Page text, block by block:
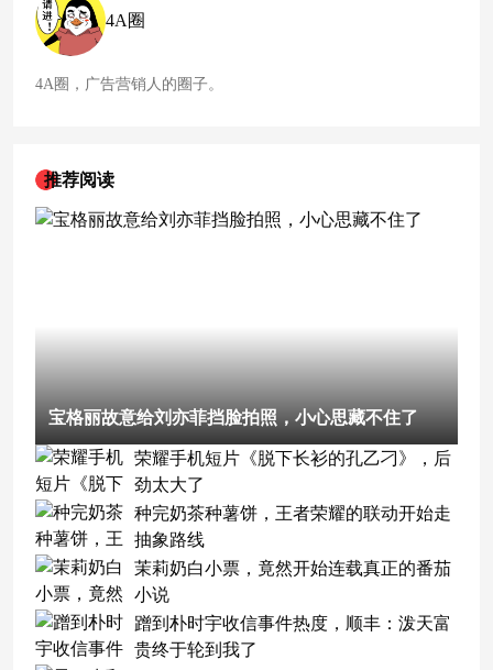
4A圈
4A圈，广告营销人的圈子。
推荐阅读
宝格丽故意给刘亦菲挡脸拍照，小心思藏不住了
荣耀手机短片《脱下长衫的孔乙刁》，后
劲太大了
种完奶茶种薯饼，王者荣耀的联动开始走
抽象路线
茉莉奶白小票，竟然开始连载真正的番茄
小说
蹭到朴时宇收信事件热度，顺丰：泼天富
贵终于轮到我了